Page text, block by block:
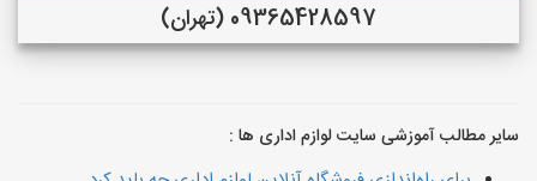
09365428597 (تهران)
سایر مطالب آموزشی سایت لوازم اداری ها :